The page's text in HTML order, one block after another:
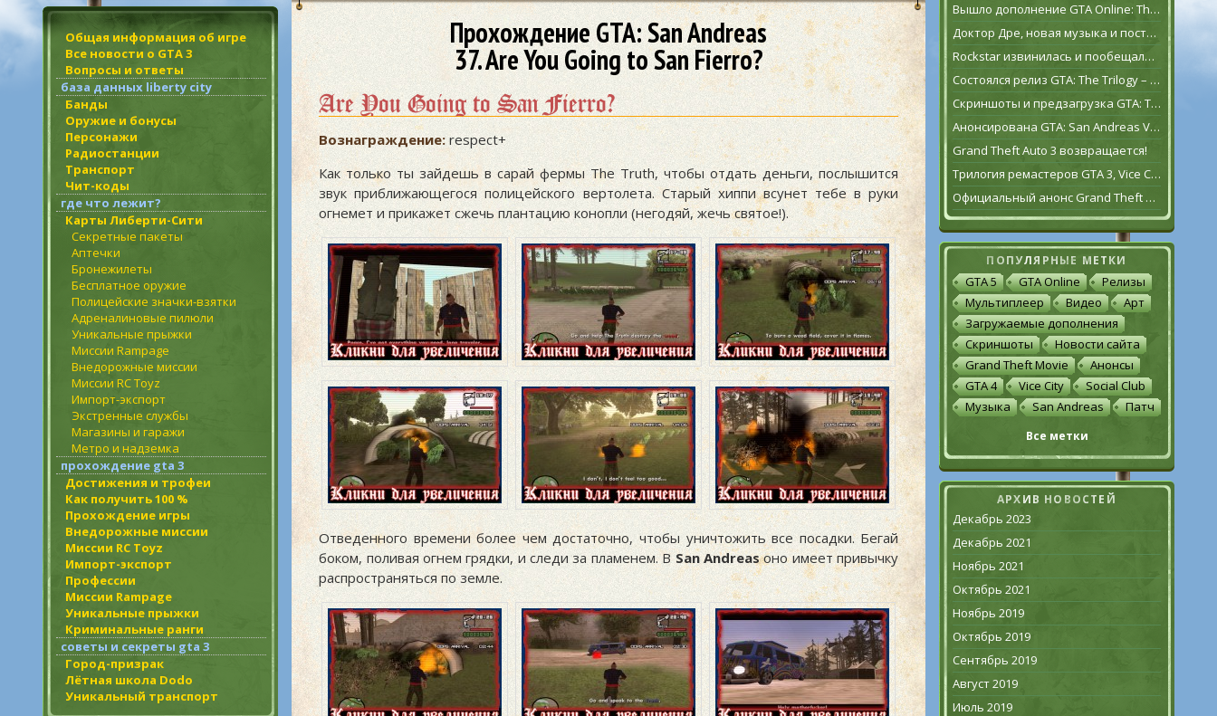
Общая информация об игре
Все новости о GTA 3
Вопросы и ответы
база данных liberty city
Банды
Оружие и бонусы
Персонажи
Радиостанции
Транспорт
Чит-коды
где что лежит?
Карты Либерти-Сити
Секретные пакеты
Аптечки
Бронежилеты
Бесплатное оружие
Полицейские значки-взятки
Адреналиновые пилюли
Уникальные прыжки
Миссии Rampage
Внедорожные миссии
Миссии RC Toyz
Импорт-экспорт
Экстренные службы
Магазины и гаражи
Метро и надземка
прохождение gta 3
Достижения и трофеи
Как получить 100 %
Прохождение игры
Внедорожные миссии
Миссии RC Toyz
Импорт-экспорт
Профессии
Миссии Rampage
Уникальные прыжки
Криминальные ранги
советы и секреты gta 3
Город-призрак
Лётная школа Dodo
Уникальный транспорт
Прохождение GTA: San Andreas
37. Are You Going to San Fierro?
Are You Going to San Fierro?
Вознаграждение: respect+
Как только ты зайдешь в сарай фермы The Truth, чтобы отдать деньги, послышится
звук приближающегося полицейского вертолета. Старый хиппи всунет тебе в руки
огнемет и прикажет сжечь плантацию конопли (негодяй, жечь святое!).
Отведенного времени более чем достаточно, чтобы уничтожить все посадки. Бегай
боком, поливая огнем грядки, и следи за пламенем. В San Andreasоно имеет привычку
распространяться по земле.
Вышло дополнение GTA Online: The Contract
Доктор Дре, новая музыка и постаревший Франклин Клинтон в дополнении GTA Online: The Contract
Rockstar извинилась и пообещала исправить GTA: The Trilogy – The Definitive Edition [обновлено]
Состоялся релиз GTA: The Trilogy – The Definitive Edition
Скриншоты и предзагрузка GTA: The Trilogy – The Definitive Edition
Анонсирована GTA: San Andreas VR для Oculus Quest 2
Grand Theft Auto 3 возвращается!
Трилогия ремастеров GTA 3, Vice City и San Andreas выйдет 11 ноября
Официальный анонс Grand Theft Auto: The Trilogy – The Definitive Edition
ПОПУЛЯРНЫЕ МЕТКИ
GTA 5 GTA Online
Релизы
Мультиплеер
Видео
Арт
Загружаемые дополнения
Скриншоты
Новости сайта
Grand Theft Movie
Анонсы
GTA 4
Vice City
Social Club
Музыка
San Andreas Патч
Все метки
АРХИВ НОВОСТЕЙ
Декабрь 2023
Декабрь 2021
Ноябрь 2021
Октябрь 2021
Ноябрь 2019
Октябрь 2019
Сентябрь 2019
Август 2019
Июль 2019